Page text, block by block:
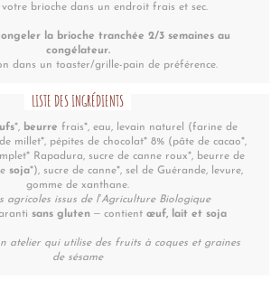
votre brioche dans un endroit frais et sec.
la brioche tranchée 2/3 semaines au
congélateur.
dans un toaster/grille-pain de préférence.
LISTE DES INGRÉDIENTS
*, beurre frais*, eau, levain naturel (farine de
millet*, pépites de chocolat* 8% (pâte de cacao*,
Rapadura, sucre de canne roux*, beurre de
soja*), sucre de canne*, sel de Guérande, levure,
gomme de xanthane.
agricoles issus de l’Agriculture Biologique
sans gluten – contient œuf, lait et soja
atelier qui utilise des fruits à coques et graines
de sésame